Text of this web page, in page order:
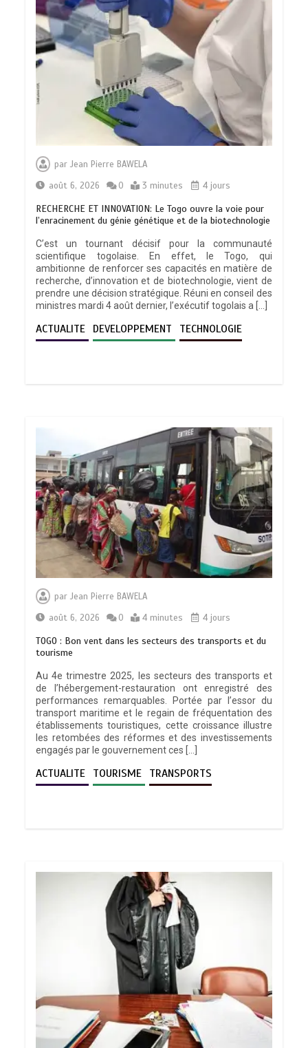
parJean Pierre BAWELA
août 6, 2026
0 3 minutes 4 jours
RECHERCHE ET INNOVATION: Le Togo ouvre la voie pour
l’enracinement du génie génétique et de la biotechnologie
C’est un tournant décisif pour la communauté
scientifique togolaise. En effet, le Togo, qui
ambitionne de renforcer ses capacités en matière de
recherche, d’innovation et de biotechnologie, vient de
prendre une décision stratégique. Réuni en conseil des
ministres mardi 4 août dernier, l’exécutif togolais a […]
ACTUALITE DEVELOPPEMENT TECHNOLOGIE
parJean Pierre BAWELA
août 6, 2026
0 4 minutes 4 jours
TOGO : Bon vent dans les secteurs des transports et du
tourisme
Au 4e trimestre 2025, les secteurs des transports et
de l’hébergement-restauration ont enregistré des
performances remarquables. Portée par l’essor du
transport maritime et le regain de fréquentation des
établissements touristiques, cette croissance illustre
les retombées des réformes et des investissements
engagés par le gouvernement ces […]
ACTUALITE TOURISME TRANSPORTS